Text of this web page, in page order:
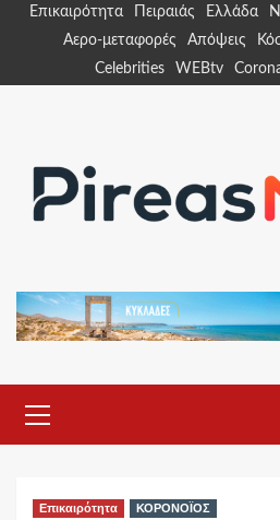
Επικαιρότητα Πειραιάς Ελλάδα
Αερο-μεταφορές
Απόψεις
Celebrities
WEBtv
Menu
Επικαιρότητα ΚΟΡΟΝΟΪΟΣ